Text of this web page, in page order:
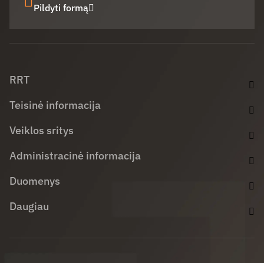
Pildyti formą
RRT
Teisinė informacija
Veiklos sritys
Administracinė informacija
Duomenys
Daugiau